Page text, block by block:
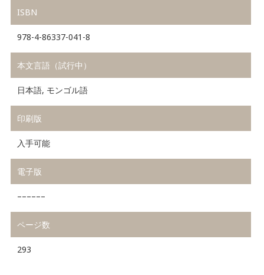
ISBN
978-4-86337-041-8
本文言語（試行中）
日本語, モンゴル語
印刷版
入手可能
電子版
––––––
ページ数
293